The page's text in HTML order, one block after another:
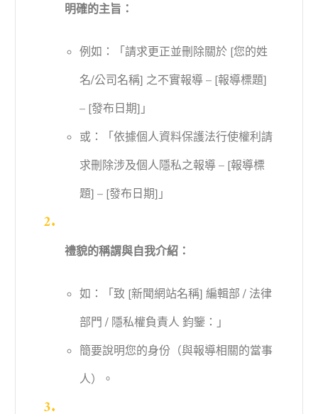
明確的主旨：
例如：「請求更正並刪除關於 [您的姓
名/公司名稱] 之不實報導 – [報導標題]
– [發布日期]」
或：「依據個人資料保護法行使權利請
求刪除涉及個人隱私之報導 – [報導標
題] – [發布日期]」
禮貌的稱謂與自我介紹：
如：「致 [新聞網站名稱] 編輯部 / 法律
部門 / 隱私權負責人 鈞鑒：」
簡要說明您的身份（與報導相關的當事
人）。